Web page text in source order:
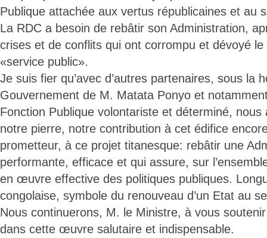
Publique attachée aux vertus républicaines et au
La RDC a besoin de rebâtir son Administration,
crises et de conflits qui ont corrompu et dévoyé
«service public».
Je suis fier qu’avec d’autres partenaires, sous la
Gouvernement de M. Matata Ponyo et
Fonction Publique volontariste et déterminé, nous
notre pierre, notre contribution à cet édifice
prometteur, à ce projet titanesque: rebâtir une
performante, efficace et qui assure, sur
en œuvre effective des politiques publiques.
congolaise, symbole du renouveau d’un Etat au
Nous continuerons, M. le Ministre, à vous
dans cette œuvre salutaire et indispensable.